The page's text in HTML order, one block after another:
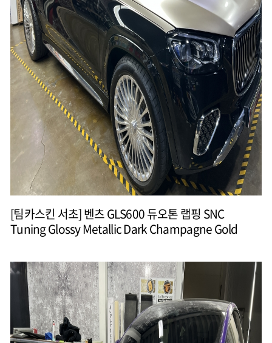
[팀카스킨 서초] 벤츠 GLS600 듀오톤 랩핑 SNC
Tuning Glossy Metallic Dark Champagne Gold